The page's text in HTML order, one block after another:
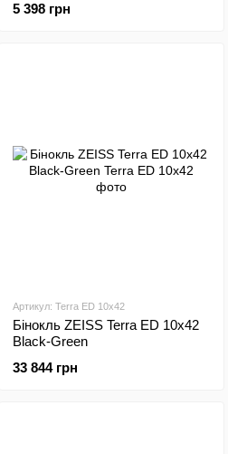
5 398 грн
Артикул: Terra ED 10x42
Бінокль ZEISS Terra ED 10x42
Black-Green
33 844 грн